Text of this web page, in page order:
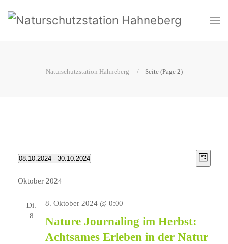
Naturschutzstation Hahneberg Seite(Page 2)
Liste
08.10.2024 - 30.10.2024
date.
Oktober 2024
Di.
8
8. Oktober 2024 @ 0:00
Nature Journaling im Herbst:
Achtsames Erleben in der Natur